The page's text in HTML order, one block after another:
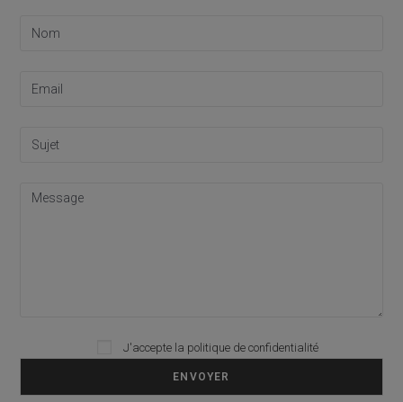
J'accepte la politique de confidentialité